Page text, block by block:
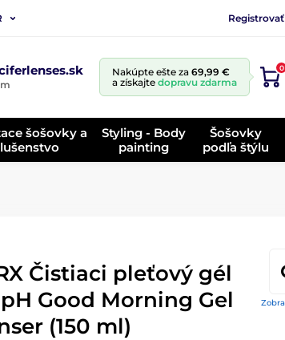
Registrovať
Nakúpte ešte za 69,99 €
a získajte dopravu zdarma
0
šošovky a
Styling - Body
painting
Šošovky
podľa štýlu
Čistiaci pleťový gél
Good Morning Gel
(150 ml)